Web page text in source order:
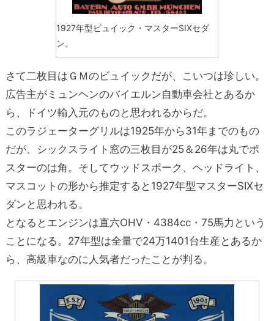
1927年型ビュイック・マスターSIXセダ
ン。
さて二枚目はＧＭのビュイックだが、こいつは珍しい。
広告主がミュンヘンのバイエルン自動車会社とあるか
ら、ドイツ輸入元のものと思われるからだ。
このラジェーターグリルは1925年から31年までのもの
だが、シックスライト窓の三枚目が25＆26年は丸でポ
スターのは角。そしてウッドスポーク、ヘッドライト、
マスコットの形から推定すると1927年型マスターSIXセ
ダンと思われる。
となるとエンジンは直六OHV・4384cc・75馬力という
ことになる。27年型は全量で24万1401台生産とあるか
ら、高級車なのに人気者だったことが判る。